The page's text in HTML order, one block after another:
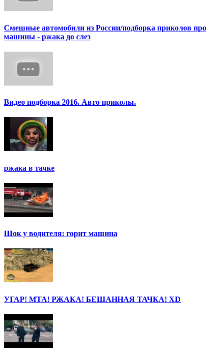
Смешные автомобили из России/подборка приколов про
машины - ржака до слез
Видео подборка 2016. Авто приколы.
ржака в тачке
Шок у водителя: горит машина
УГАР! МТА! РЖАКА! БЕШАННАЯ ТАЧКА! ХD